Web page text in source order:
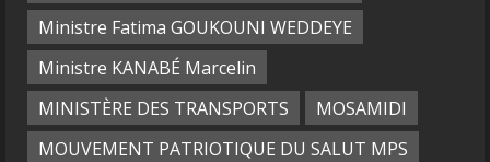
Ministre Fatima GOUKOUNI WEDDEYE
Ministre KANABÉ Marcelin
MINISTÈRE DES TRANSPORTS
MOSAMIDI
MOUVEMENT PATRIOTIQUE DU SALUT MPS